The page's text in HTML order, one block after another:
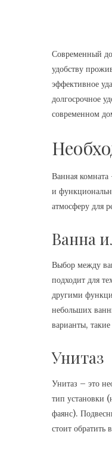
Современный
удобству
эффективное
долгосрочное
современном
Ванная
и
атмосферу для
Ванна
Выбор между
подходит для
другими
небольших
варианты,
Унитаз
Унитаз – это
тип установки
фаянс).
стоит